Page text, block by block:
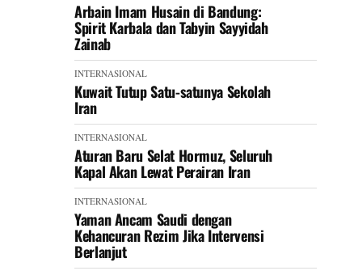
Arbain Imam Husain di Bandung:
Spirit Karbala dan Tabyin Sayyidah
Zainab
INTERNASIONAL
Kuwait Tutup Satu-satunya Sekolah
Iran
INTERNASIONAL
Aturan Baru Selat Hormuz, Seluruh
Kapal Akan Lewat Perairan Iran
INTERNASIONAL
Yaman Ancam Saudi dengan
Kehancuran Rezim Jika Intervensi
Berlanjut